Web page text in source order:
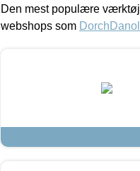
Den mest populære
webshops som